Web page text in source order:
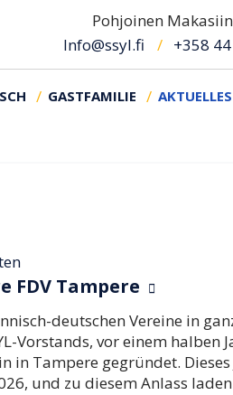
Pohjoinen
Info@ssyl.fi
+358
GASTFAMILIE AKTUELLES
FDV Tampere
deutschen Vereine in
Vorstands, vor einem halben
in Tampere gegründet.
und zu diesem Anlass